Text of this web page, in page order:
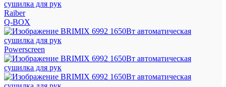
Raiber
Q-BOX
Powerscreen